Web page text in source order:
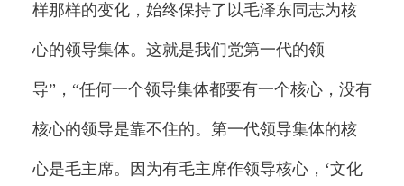
样那样的变化，始终保持了以毛泽东同志为核
心的领导集体。这就是我们党第一代的领
导”，“任何一个领导集体都要有一个核心，没有
核心的领导是靠不住的。第一代领导集体的核
心是毛主席。因为有毛主席作领导核心，‘文化